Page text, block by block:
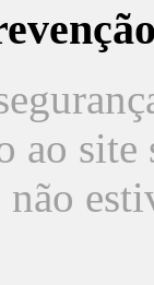
ao
não